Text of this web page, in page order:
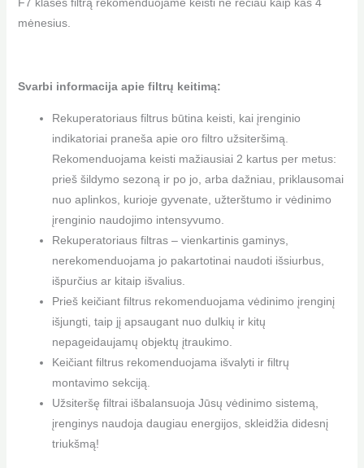
F7 klasės filtrą rekomenduojame keisti ne rečiau kaip kas 4
mėnesius.
Svarbi informacija apie filtrų keitimą:
Rekuperatoriaus filtrus būtina keisti, kai įrenginio
indikatoriai praneša apie oro filtro užsiteršimą.
Rekomenduojama keisti mažiausiai 2 kartus per metus:
prieš šildymo sezoną ir po jo, arba dažniau, priklausomai
nuo aplinkos, kurioje gyvenate, užterštumo ir vėdinimo
įrenginio naudojimo intensyvumo.
Rekuperatoriaus filtras – vienkartinis gaminys,
nerekomenduojama jo pakartotinai naudoti išsiurbus,
išpurčius ar kitaip išvalius.
Prieš keičiant filtrus rekomenduojama vėdinimo įrenginį
išjungti, taip jį apsaugant nuo dulkių ir kitų
nepageidaujamų objektų įtraukimo.
Keičiant filtrus rekomenduojama išvalyti ir filtrų
montavimo sekciją.
Užsiteršę filtrai išbalansuoja Jūsų vėdinimo sistemą,
įrenginys naudoja daugiau energijos, skleidžia didesnį
triukšmą!